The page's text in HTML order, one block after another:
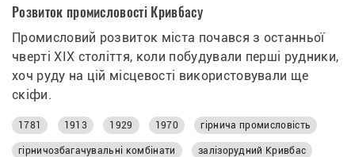
Розвиток промисловості Кривбасу
Промисловий розвиток міста почався з останньої
чверті XIX століття, коли побудували перші рудники,
хоч руду на цій місцевості використовували ще
скіфи.
1781 1913 1929 1970 гірнича промисловість
гірничозбагачувальні комбінати залізорудний Кривбас